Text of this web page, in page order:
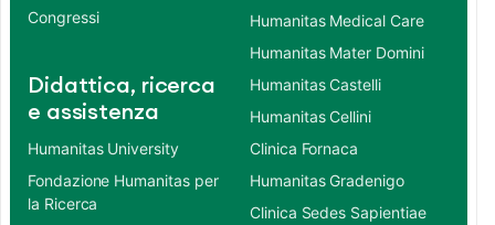
Congressi
Didattica, ricerca
e assistenza
Humanitas University
Fondazione Humanitas per
la Ricerca
Humanitas Medical Care
Humanitas Mater Domini
Humanitas Castelli
Humanitas Cellini
Clinica Fornaca
Humanitas Gradenigo
Clinica Sedes Sapientiae